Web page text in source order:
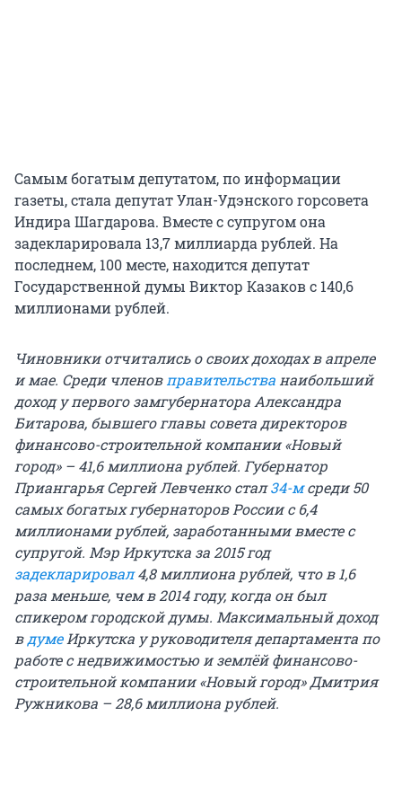
Самым богатым депутатом, по информации
газеты, стала депутат Улан-Удэнского горсовета
Индира Шагдарова. Вместе с супругом она
задекларировала 13,7 миллиарда рублей. На
последнем, 100 месте, находится депутат
Государственной думы Виктор Казаков с 140,6
миллионами рублей.
Чиновники отчитались о своих доходах в апреле
и мае. Среди членов правительства наибольший
доход у первого замгубернатора Александра
Битарова, бывшего главы совета директоров
финансово-строительной компании «Новый
город» – 41,6 миллиона рублей. Губернатор
Приангарья Сергей Левченко стал34-мсреди 50
самых богатых губернаторов России с 6,4
миллионами рублей, заработанными вместе с
супругой. Мэр Иркутска за 2015 год
задекларировал4,8 миллиона рублей, что в 1,6
раза меньше, чем в 2014 году, когда он был
спикером городской думы. Максимальный доход
вдумеИркутска у руководителя департамента по
работе с недвижимостью и землёй финансово-
строительной компании «Новый город» Дмитрия
Ружникова – 28,6 миллиона рублей.